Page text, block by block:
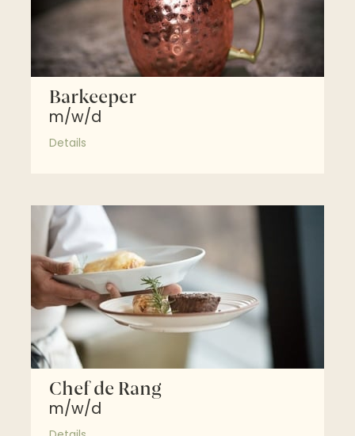
Barkeeper
m/w/d
Details
Chef de Rang
m/w/d